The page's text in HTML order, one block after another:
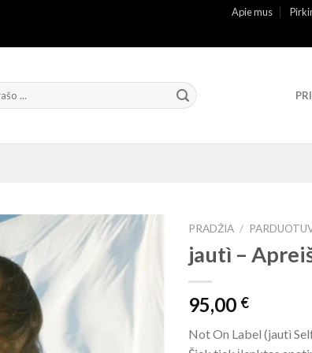
Apie mus
PRADŽIA /
jautì –
95,00 €
Not On Label (jautì